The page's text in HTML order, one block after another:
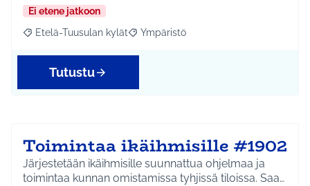
Ei etene jatkoon
Rajaa tulokset aihepiirin mukaan: Etelä-Tuusulan kylät
Etelä-Tuusulan kylät Rajaa tulokset teeman mukaan:
Ympäristö
Tutustu
Toimintaa ikäihmisille #1902
Järjestetään ikäihmisille suunnattua ohjelmaa ja
toimintaa kunnan omistamissa tyhjissä tiloissa. Saa…